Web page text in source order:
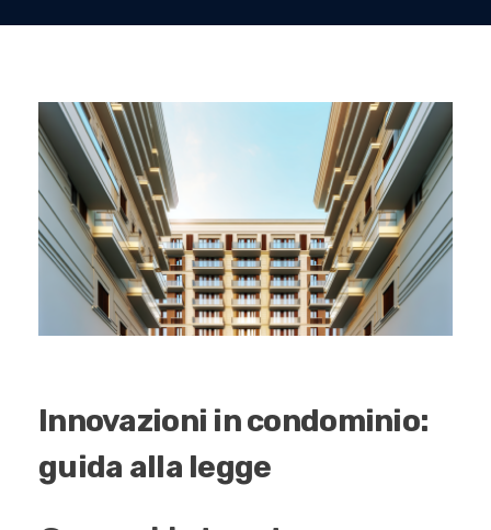
Innovazioni in condominio:
guida alla legge